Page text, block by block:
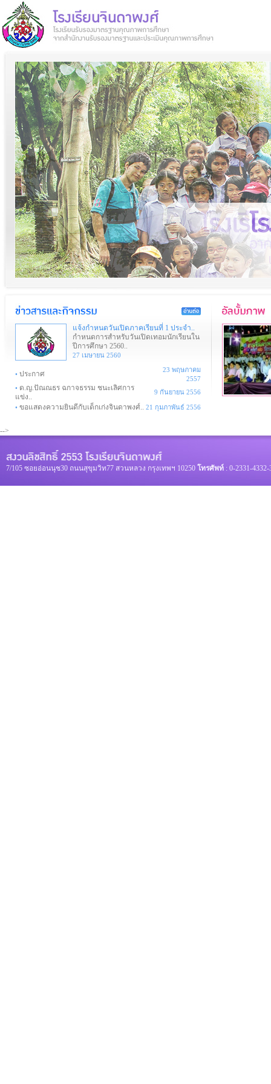
แจ้งกำหนดวันเปิดภาคเรียนที่ 1 ประจำ..
กำหนดการสำหรับวันเปิดเทอมนักเรียนใน
ปีการศึกษา 2560..
27 เมษายน 2560
• ประกาศ
23 พฤษภาคม
2557
• ด.ญ.ปัณณธร ฉกาจธรรม ชนะเลิศการ
แข่ง..
9 กันยายน 2556
• ขอแสดงความยินดีกับเด็กเก่งจินดาพงศ์.. 21 กุมภาพันธ์ 2556
-->
7/105 ซอยอ่อนนุช30 ถนนสุขุมวิท77 สวนหลวง กรุงเทพฯ 10250 โทรศัพท์ : 0-2331-